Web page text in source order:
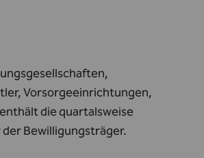
Vorsorgeeinrichtungen,
die quartalsweise
der Bewilligungsträger.